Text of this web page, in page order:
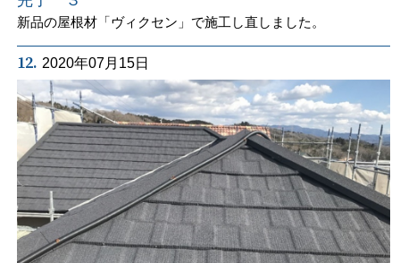
新品の屋根材「ヴィクセン」で施工し直しました。
12. 2020年07月15日